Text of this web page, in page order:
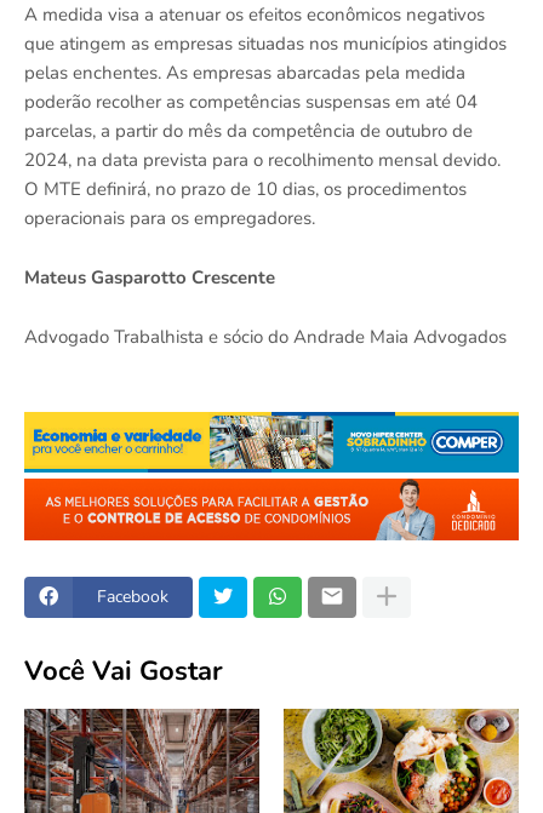
A medida visa a atenuar os efeitos econômicos negativos
que atingem as empresas situadas nos municípios atingidos
pelas enchentes. As empresas abarcadas pela medida
poderão recolher as competências suspensas em até 04
parcelas, a partir do mês da competência de outubro de
2024, na data prevista para o recolhimento mensal devido.
O MTE definirá, no prazo de 10 dias, os procedimentos
operacionais para os empregadores.
Mateus Gasparotto Crescente
Advogado Trabalhista e sócio do Andrade Maia Advogados
Facebook
Você Vai Gostar